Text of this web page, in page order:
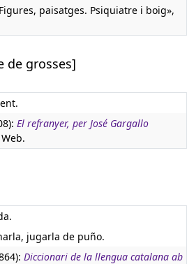
paisatges. Psiquiatre i boig»,
de grosses]
El refranyer, per José Gargallo
jugarla de puño.
Diccionari de la llengua catalana ab